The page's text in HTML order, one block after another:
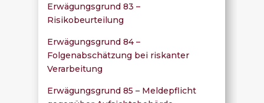
Erwägungsgrund 83 –
Risikobeurteilung
Erwägungsgrund 84 –
Folgenabschätzung bei riskanter
Verarbeitung
Erwägungsgrund 85 – Meldepflicht